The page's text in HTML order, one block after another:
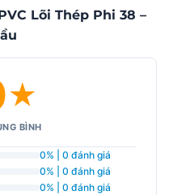
Lõi Thép Phi 38 –
★
BÌNH
0% | 0 đánh giá
0% | 0 đánh giá
0% | 0 đánh giá